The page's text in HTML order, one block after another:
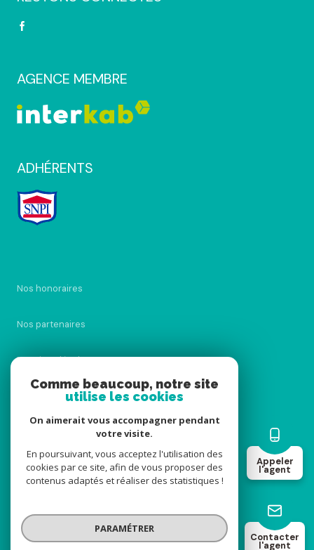
Appeler
l'agent
Contacter
l'agent
AGENCE MEMBRE
ADHÉRENTS
Nos honoraires
Nos partenaires
Mentions légales
Cookies
© 2026 | Tous droits réservés
Comme beaucoup, notre site
utilise les cookies
On aimerait vous accompagner pendant
votre visite.
En poursuivant, vous acceptez l'utilisation des
cookies par ce site, afin de vous proposer des
contenus adaptés et réaliser des statistiques !
PARAMÉTRER